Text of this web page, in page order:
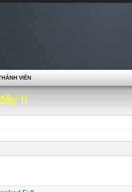
!!
VIÊN